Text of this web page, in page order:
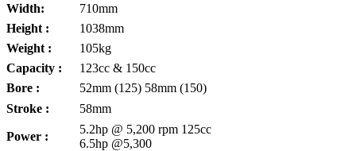
Width:
710mm
Height :
1038mm
Weight :
105kg
Capacity :
123cc & 150cc
Bore :
52mm (125) 58mm (150)
Stroke :
58mm
Power :
5.2hp @ 5,200 rpm 125cc
6.5hp @5,300